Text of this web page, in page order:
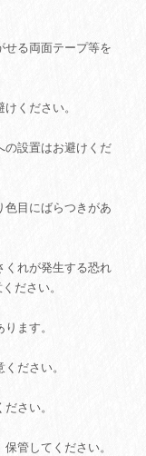
る両面テープ等を
ください。
設置はお避けくだ
目にばらつきがあ
れが発生する恐れ
ださい。
ます。
ださい。
さい。
管してください。